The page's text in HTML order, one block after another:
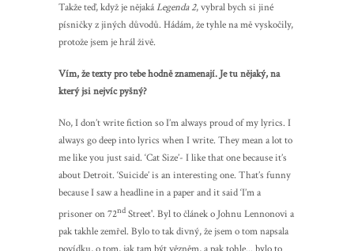
Takže teď, když je nějakáLegenda 2, vybral bych si jiné
písničky z jiných důvodů. Hádám, že tyhle na mě vyskočily,
protože jsem je hrál živě.
Vím, že texty pro tebe hodně znamenají. Je tu nějaký, na
který jsi nejvíc pyšný?
No, I don’t write fiction so I’m always proud of my lyrics. I
always go deep into lyrics when I write. They mean a lot to
me like you just said. ‘Cat Size’- I like that one because it’s
about Detroit. ‘Suicide’ is an interesting one. That’s funny
because I saw a headline in a paper and it said ‘I’m a
prisoner on 72nd Street'. Byl to článek o Johnu Lennonovi a
pak takhle zemřel. Bylo to tak divný, že jsem o tom napsala